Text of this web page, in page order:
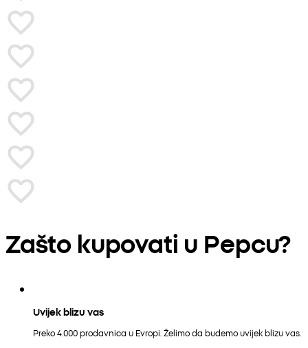
Zašto kupovati u Pepcu?
Uvijek blizu vas
Preko 4.000 prodavnica u Evropi. Želimo da budemo uvijek blizu vas.